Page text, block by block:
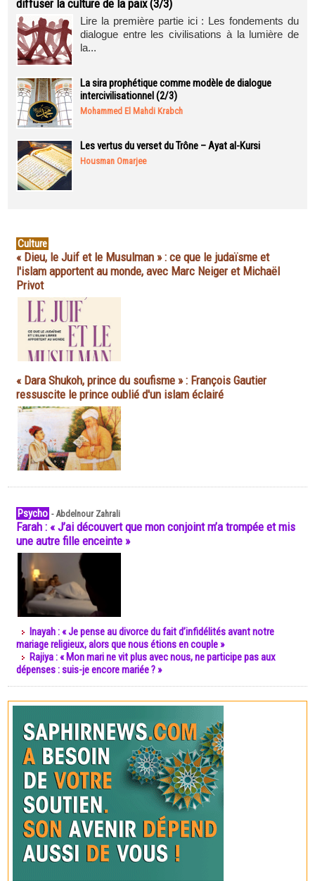
diffuser la culture de la paix (3/3)
Lire la première partie ici : Les fondements du
dialogue entre les civilisations à la lumière de
la...
La sira prophétique comme modèle de dialogue
intercivilisationnel (2/3)
Mohammed El Mahdi Krabch
Les vertus du verset du Trône – Ayat al-Kursi
Housman Omarjee
Culture
« Dieu, le Juif et le Musulman » : ce que le judaïsme et
l'islam apportent au monde, avec Marc Neiger et Michaël
Privot
« Dara Shukoh, prince du soufisme » : François Gautier
ressuscite le prince oublié d'un islam éclairé
Psycho -Abdelnour Zahrali
Farah : « J’ai découvert que mon conjoint m’a trompée et mis
une autre fille enceinte »
Inayah : « Je pense au divorce du fait d’infidélités avant notre
mariage religieux, alors que nous étions en couple »
Rajiya : « Mon mari ne vit plus avec nous, ne participe pas aux
dépenses : suis-je encore mariée ? »